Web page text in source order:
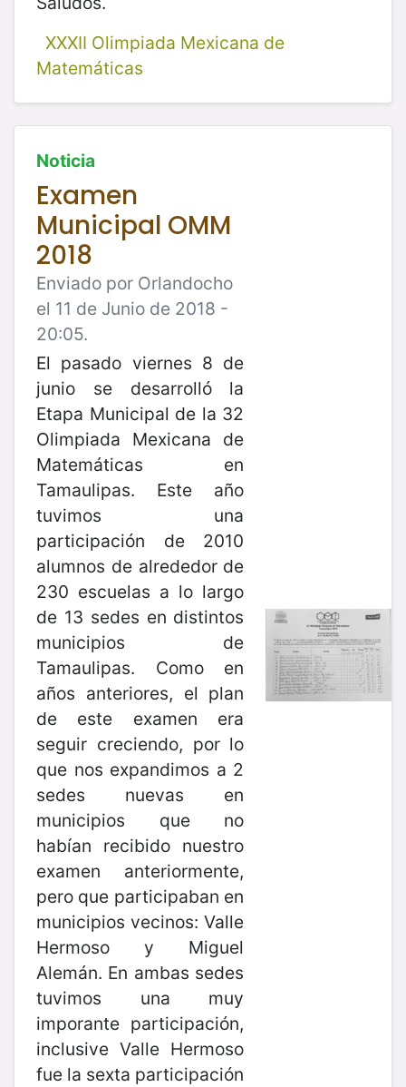
XXXII Olimpiada Mexicana de
Matemáticas
Noticia
Examen
Municipal OMM
2018
Enviado por Orlandocho
el 11 de Junio de 2018 -
20:05.
El pasado viernes 8 de
junio se desarrolló la
Etapa Municipal de la 32
Olimpiada Mexicana de
Matemáticas en
Tamaulipas. Este año
tuvimos una
participación de 2010
alumnos de alrededor de
230 escuelas a lo largo
de 13 sedes en distintos
municipios de
Tamaulipas. Como en
años anteriores, el plan
de este examen era
seguir creciendo, por lo
que nos expandimos a 2
sedes nuevas en
municipios que no
habían recibido nuestro
examen anteriormente,
pero que participaban en
municipios vecinos: Valle
Hermoso y Miguel
Alemán. En ambas sedes
tuvimos una muy
imporante participación,
inclusive Valle Hermoso
fue la sexta participación